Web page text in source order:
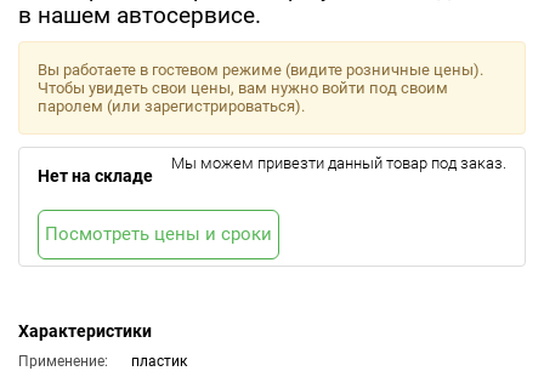
в нашем автосервисе.
Характеристики
Применение:
пластик
Вы работаете в гостевом режиме (видите розничные цены).
Чтобы увидеть свои цены, вам нужно войти под своим
паролем (или зарегистрироваться).
Нет на складе
Мы можем привезти данный товар под заказ.
Посмотреть цены и сроки